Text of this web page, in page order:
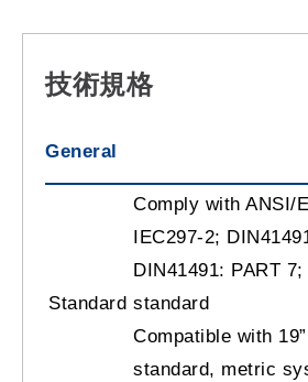
技術規格
General
Standard
Comply with ANSI/
IEC297-2;
DIN41491: PART
standard
Compatible with
standard, metric